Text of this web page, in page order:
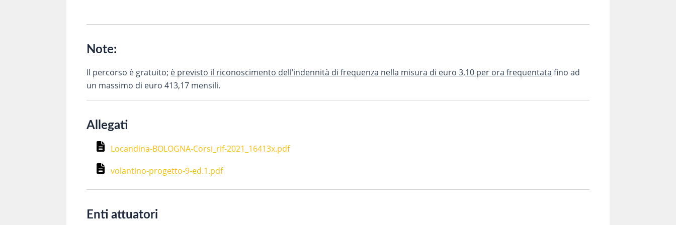
Note:
Il percorso è gratuito; è previsto il riconoscimento dell’indennità di frequenza nella misura di euro 3,10 per ora frequentata fino ad
un massimo di euro 413,17 mensili.
Allegati
Locandina-BOLOGNA-Corsi_rif-2021_16413x.pdf
volantino-progetto-9-ed.1.pdf
Enti attuatori